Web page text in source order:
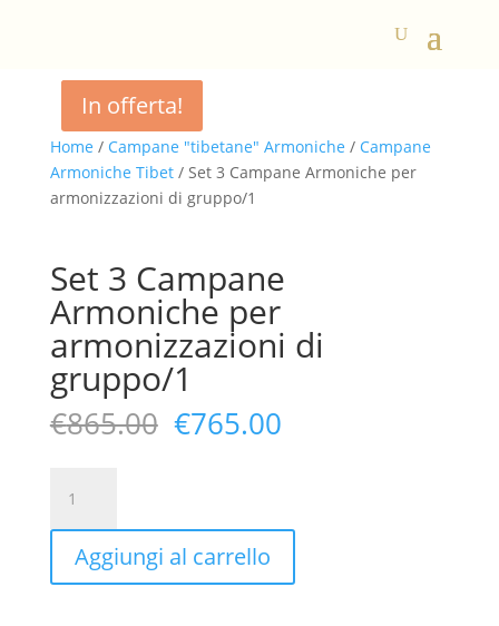
Home / Campane "tibetane" Armoniche / Campane
Armoniche Tibet/ Set 3 Campane Armoniche per
armonizzazioni di gruppo/1
In offerta!
Set 3 Campane
Armoniche per
armonizzazioni di
gruppo/1
€865.00 Il
prezzo
€865.00.
€765.00Il
€765.00.
Campane
Armoniche
per
Aggiungi al carrello
In offerta!